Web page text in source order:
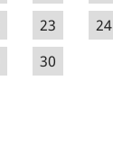
23 24
30